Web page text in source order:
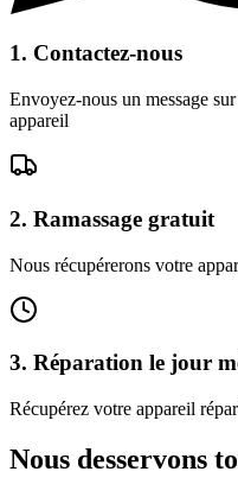
1. Contactez-nous
Envoyez-nous un message
appareil
2. Ramassage gratuit
Nous récupérerons votre
3. Réparation le jour
Récupérez votre appareil
Nous desservons